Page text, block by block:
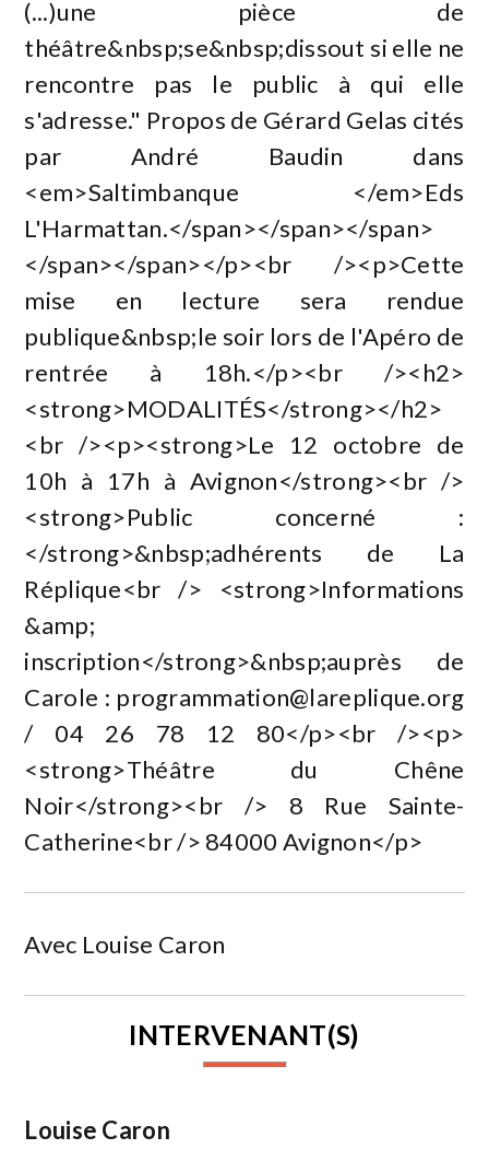
(...)une pièce de
théâtre&nbsp;se&nbsp;dissout si elle ne
rencontre pas le public à qui elle
s'adresse." Propos de Gérard Gelas cités
par André Baudin dans
<em>Saltimbanque </em>Eds
L'Harmattan.</span></span></span>
</span></span></p><br /><p>Cette
mise en lecture sera rendue
publique&nbsp;le soir lors de l'Apéro de
rentrée à 18h.</p><br /><h2>
<strong>MODALITÉS</strong></h2>
<br /><p><strong>Le 12 octobre de
10h à 17h à Avignon</strong><br />
<strong>Public concerné :
</strong>&nbsp;adhérents de La
Réplique<br /> <strong>Informations
&amp;
inscription</strong>&nbsp;auprès de
Carole : programmation@lareplique.org
/ 04 26 78 12 80</p><br /><p>
<strong>Théâtre du Chêne
Noir</strong><br /> 8 Rue Sainte-
Catherine<br /> 84000 Avignon</p>
Avec Louise Caron
INTERVENANT(S)
Louise Caron